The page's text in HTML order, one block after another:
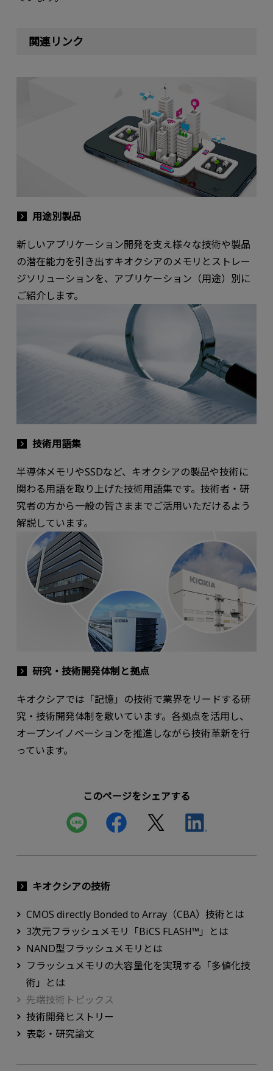
関連リンク
用途別製品
新しいアプリケーション開発を支え様々な技術や製品
の潜在能力を引き出すキオクシアのメモリとストレー
ジソリューションを、アプリケーション（用途）別に
ご紹介します。
技術用語集
半導体メモリやSSDなど、キオクシアの製品や技術に
関わる用語を取り上げた技術用語集です。技術者・研
究者の方から一般の皆さままでご活用いただけるよう
解説しています。
研究・技術開発体制と拠点
キオクシアでは「記憶」の技術で業界をリードする研
究・技術開発体制を敷いています。各拠点を活用し、
オープンイノベーションを推進しながら技術革新を行
っています。
このページをシェアする
キオクシアの技術
CMOS directly Bonded to Array（CBA）技術とは
3次元フラッシュメモリ「BiCS FLASH™」とは
NAND型フラッシュメモリとは
フラッシュメモリの大容量化を実現する「多値化技
術」とは
先端技術トピックス
技術開発ヒストリー
表彰・研究論文